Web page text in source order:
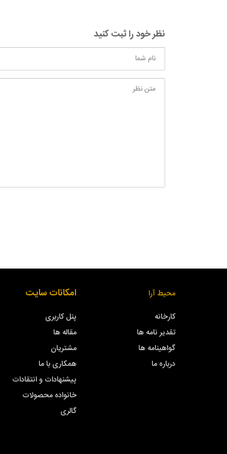
نظر خود را ثبت کنید
محیط آرا
کارخانه
تقدیر نامه ها
گواهینامه ها
درباره ما
امکانات سایت
پنل کاربری
مقاله ها
مشتریان
همکاری با ما
پیشنهادات و انتقادات
خانواده محصولات
گالری